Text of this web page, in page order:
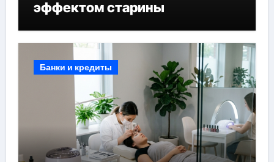
эффектом старины
Банки и кредиты